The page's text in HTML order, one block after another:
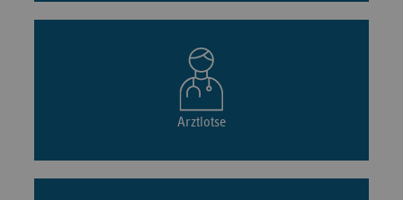
Arztlotse